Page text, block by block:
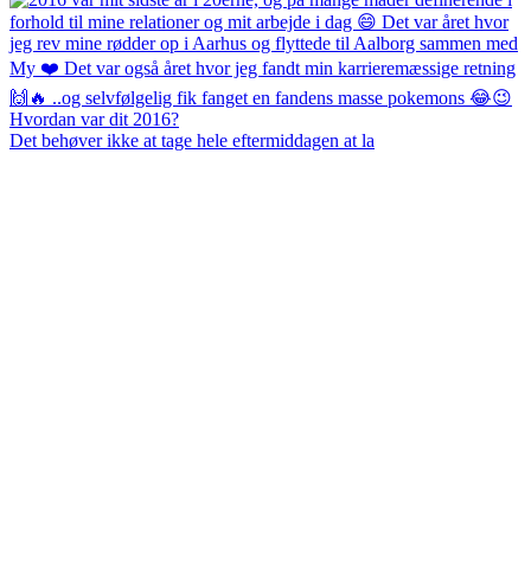
Det behøver ikke at tage hele eftermiddagen at la